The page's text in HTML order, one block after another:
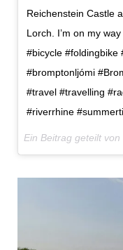
Reichenstein Castle
Lorch. I’m on my
#bicycle #foldingbike
#bromptonljómi
#travel #travelling
#riverrhine